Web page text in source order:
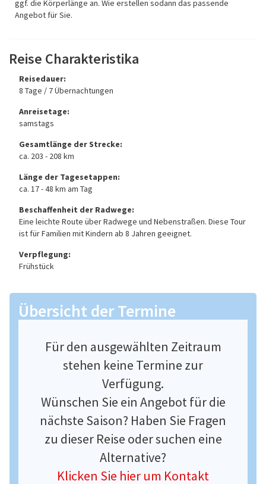
ggf. die Körperlänge an. Wie erstellen sodann das passende
Angebot für Sie.
Reise Charakteristika
Reisedauer:
8 Tage / 7 Übernachtungen
Anreisetage:
samstags
Gesamtlänge der Strecke:
ca. 203 - 208 km
Länge der Tagesetappen:
ca. 17 - 48 km am Tag
Beschaffenheit der Radwege:
Eine leichte Route über Radwege und Nebenstraßen. Diese Tour
ist für Familien mit Kindern ab 8 Jahren geeignet.
Verpflegung:
Frühstück
Übersicht der Termine
Für den ausgewählten Zeitraum
stehen keine Termine zur
Verfügung.
Wünschen Sie ein Angebot für die
nächste Saison? Haben Sie Fragen
zu dieser Reise oder suchen eine
Alternative?
Klicken Sie hier um Kontakt